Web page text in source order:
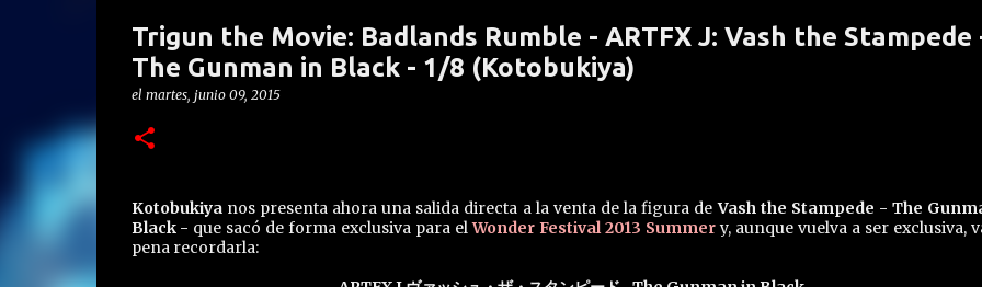
Trigun the Movie: Badlands Rumble - ARTFX J: Vash the Stampede
The Gunman in Black - 1/8 (Kotobukiya)
el martes, junio 09, 2015
Kotobukiyanos presenta ahora una salida directa a la venta de la figura deVash the Stampede - The
Black - que sacó de forma exclusiva para elWonder Festival 2013 Summery, aunque vuelva a ser exclusiva,
pena recordarla: